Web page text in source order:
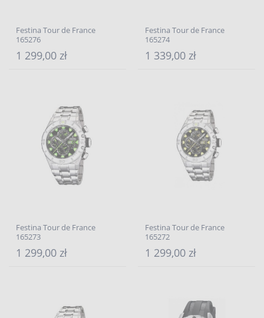
Festina Tour de France
165276
1 299,00 zł
Festina Tour de France
165274
1 339,00 zł
Festina Tour de France
165273
1 299,00 zł
Festina Tour de France
165272
1 299,00 zł